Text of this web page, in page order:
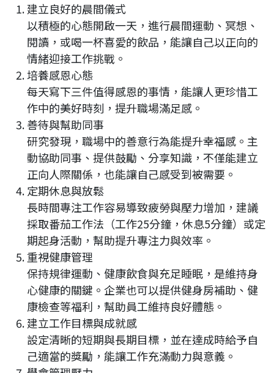
建立良好的晨間儀式
以積極的心態開啟一天，進行晨間運動、冥想、
閱讀，或喝一杯喜愛的飲品，能讓自己以正向的
情緒迎接工作挑戰。
培養感恩心態
每天寫下三件值得感恩的事情，能讓人更珍惜工
作中的美好時刻，提升職場滿足感。
善待與幫助同事
研究發現，職場中的善意行為能提升幸福感。主
動協助同事、提供鼓勵、分享知識，不僅能建立
正向人際關係，也能讓自己感受到被需要。
定期休息與放鬆
長時間專注工作容易導致疲勞與壓力增加，建議
採取番茄工作法（工作25分鐘，休息5分鐘）或定
期起身活動，幫助提升專注力與效率。
重視健康管理
保持規律運動、健康飲食與充足睡眠，是維持身
心健康的關鍵。企業也可以提供健身房補助、健
康檢查等福利，幫助員工維持良好體態。
建立工作目標與成就感
設定清晰的短期與長期目標，並在達成時給予自
己適當的獎勵，能讓工作充滿動力與意義。